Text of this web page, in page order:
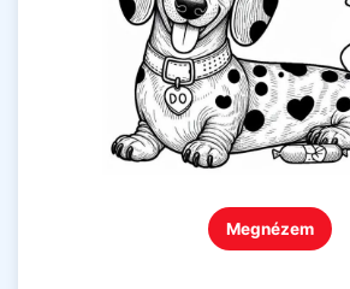
Megnézem